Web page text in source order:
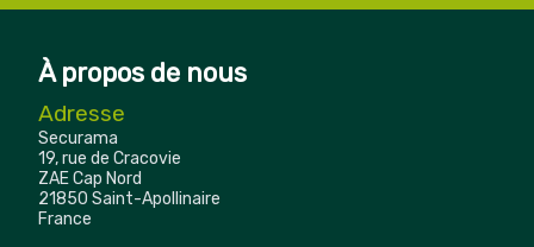
À propos de nous
Adresse
Securama
19, rue de Cracovie
ZAE Cap Nord
21850 Saint-Apollinaire
France